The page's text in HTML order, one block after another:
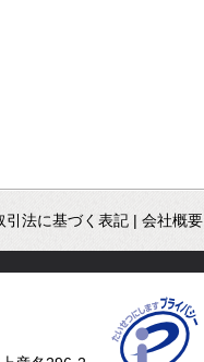
引法に基づく表記 | 会社概要